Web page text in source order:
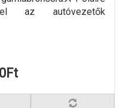
az autóvezetők